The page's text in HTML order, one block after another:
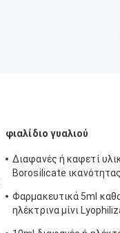
φιαλίδιο γυαλιού
Διαφανές ή καφετί
Borosilicate
Φαρμακευτικά 5ml
ηλέκτρινα μίνι